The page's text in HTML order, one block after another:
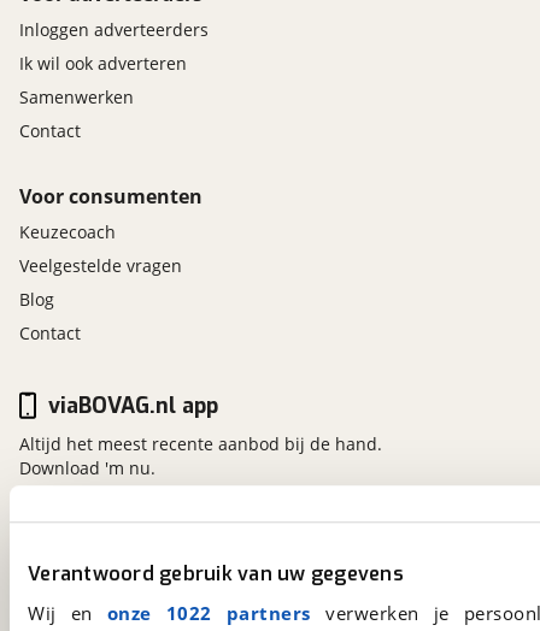
Verantwoord gebruik van uw gegevens
Wij en onze 1022 partners verwerken je
Inloggen adverteerders
Ik wil ook adverteren
Samenwerken
Contact
Voor consumenten
Keuzecoach
Veelgestelde vragen
Blog
Contact
viaBOVAG.nl
3981 AJ
Bunnik
viaBOVAG.nl app
Altijd het meest recente aanbod bij de hand.
Download 'm nu.